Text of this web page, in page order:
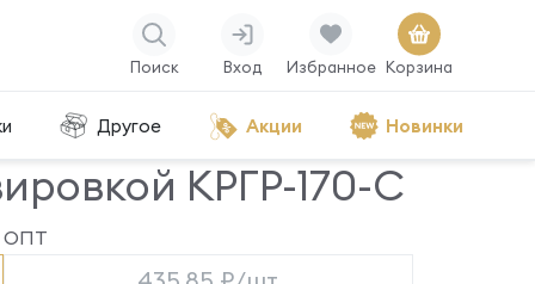
Поиск Вход Избранное Корзина
Другое Акции Новинки
КРГР-170-С
ОПТ